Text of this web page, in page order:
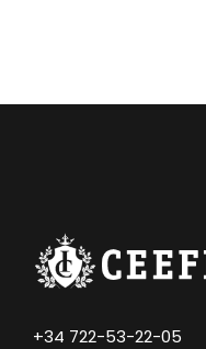
+34 722-53-22-05